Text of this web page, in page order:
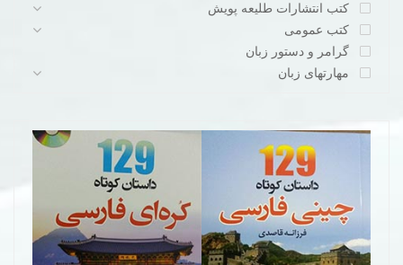
کتب انتشارات طلیعه پویش
کتب عمومی
گرامر و دستور زبان
مهارتهای زبان